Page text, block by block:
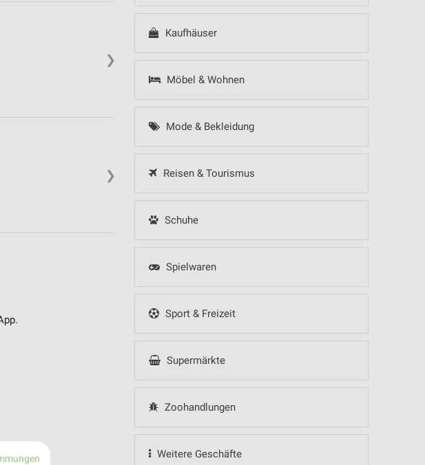
Kaufhäuser
Möbel & Wohnen
Mode & Bekleidung
Reisen & Tourismus
Schuhe
Spielwaren
Sport & Freizeit
Supermärkte
Zoohandlungen
Weitere Geschäfte
❯
❯